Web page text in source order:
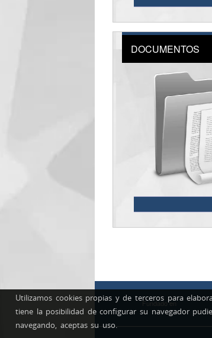
DOCUMENTOS
Fundado en
Utilizamos cookies propias y de terceros para
tiene la posibilidad de configurar su navegador
navegando, aceptas su uso.